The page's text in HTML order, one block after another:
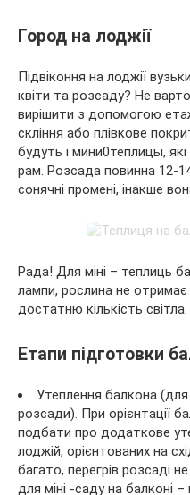
Город на лоджії
Підвіконня на лоджії
квіти та розсаду? Не
вирішити з допомогою
скління або плівкове
будуть і мини0теплицы, які
рам. Розсада повинна 12-
сонячні промені, інакше
Рада! Для міні – теплиць
лампи, рослина не
достатню кількість світла.
Етапи підготовки
Утеплення балкона
розсади). При орієнтації
подбати про додаткове
лоджій, орієнтованих на
багато, перегрів розсаді
для міні -саду на балконі